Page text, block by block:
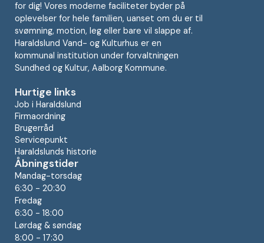
for dig! Vores moderne faciliteter byder på
oplevelser for hele familien, uanset om du er til
svømning, motion, leg eller bare vil slappe af.
Haraldslund Vand- og Kulturhus er en
kommunal institution under forvaltningen
Sundhed og Kultur, Aalborg Kommune.
Hurtige links
Job i Haraldslund
Firmaordning
Brugerråd
Servicepunkt
Haraldslunds historie
Åbningstider
Mandag-torsdag
6:30 - 20:30
Fredag
6:30 - 18:00
Lørdag & søndag
8:00 - 17:30